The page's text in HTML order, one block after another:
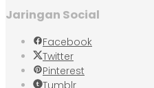
Jaringan Social
Facebook
Twitter
Pinterest
Tumblr